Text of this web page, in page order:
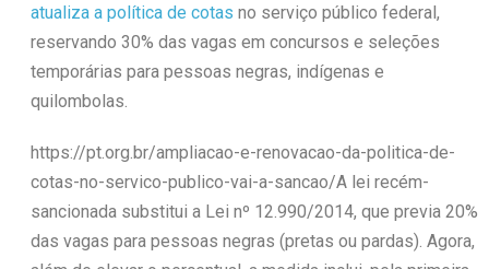
atualiza a política de cotas no serviço público federal,
reservando 30% das vagas em concursos e seleções
temporárias para pessoas negras, indígenas e
quilombolas.
https://pt.org.br/ampliacao-e-renovacao-da-politica-de-
cotas-no-servico-publico-vai-a-sancao/A lei recém-
sancionada substitui a Lei nº 12.990/2014, que previa 20%
das vagas para pessoas negras (pretas ou pardas). Agora,